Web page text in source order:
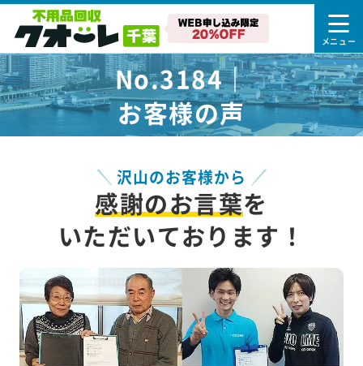
No.3184｜
お客様の声
沢山のお客様から
感謝のお言葉を
いただいております！